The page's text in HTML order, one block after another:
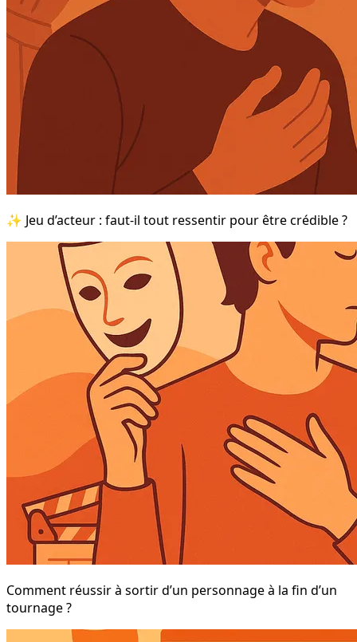
✨ Jeu d’acteur : faut-il tout ressentir pour être crédible ?
Comment réussir à sortir d’un personnage à la fin d’un
tournage ?